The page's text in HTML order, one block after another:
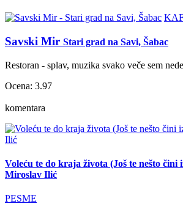
Savski Mir Stari grad na Savi, Šabac
Restoran - splav, muzika svako veče sem
Ocena: 3.97
komentara
Voleću te do kraja života (Još te nešto čini
Miroslav Ilić
PESME